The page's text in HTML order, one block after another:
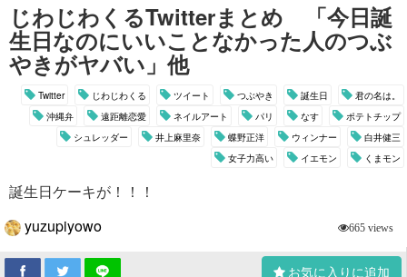
じわじわくるTwitterまとめ 「今日誕
生日なのにいいことなかった人のつぶ
やきがヤバい」他
Twitter じわじわくる ツイート つぶやき 誕生日
君の名は。
沖縄弁
遠距離恋愛 ネイルアート パリ なす
ポテトチップ
シュレッダー
井上麻里奈 蝶野正洋 ウィンナー
白井健三
女子力高い
イエモン くまモン
誕生日ケーキが！！！
yuzupiyowo
665 views
お気に入りに追加